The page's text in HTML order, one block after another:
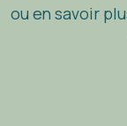
ou en savoir